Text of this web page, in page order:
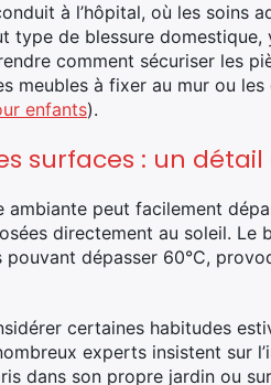
à l’hôpital, où les
type de blessure
comment sécuriser les
meubles à fixer au mur ou
enfants).
surfaces : un
ambiante peut facilement
directement au soleil.
dépasser 60°C,
certaines habitudes
experts insistent sur
dans son propre jardin ou